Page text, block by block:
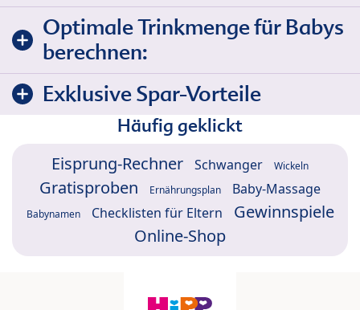
Optimale Trinkmenge für Babys
berechnen:
Exklusive Spar-Vorteile
Häufig geklickt
Eisprung-Rechner Schwanger Wickeln
Gratisproben Ernährungsplan Baby-Massage
Babynamen Checklisten für Eltern
Gewinnspiele
Online-Shop